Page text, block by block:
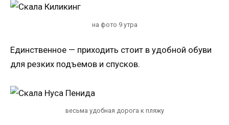
на фото 9 утра
Единственное — приходить стоит в удобной обуви
для резких подъемов и спусков.
весьма удобная дорога к пляжу